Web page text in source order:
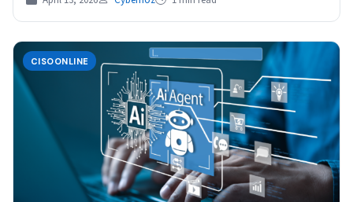
CISOONLINE